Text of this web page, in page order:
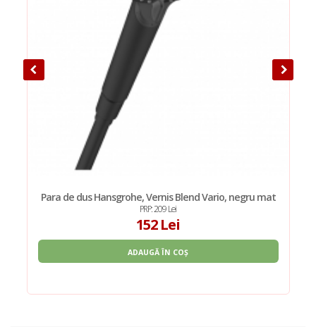
Para de dus Hansgrohe, Vernis Blend Vario, negru mat
PRP: 209 Lei
152 Lei
ADAUGĂ ÎN COȘ